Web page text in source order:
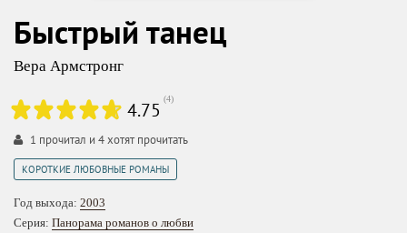
Быстрый танец
Вера Армстронг
4.75 (4)
1 прочитал и 4хотят прочитать
КОРОТКИЕ ЛЮБОВНЫЕ РОМАНЫ
Год выхода: 2003
Серия: Панорама романов о любви